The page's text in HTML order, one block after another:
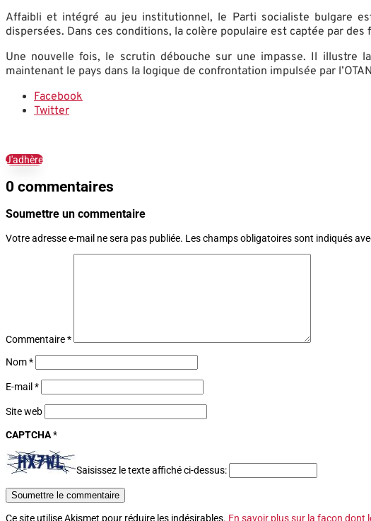
Affaibli et intégré au jeu institutionnel, le Parti socialiste bulgare
dispersées. Dans ces conditions, la colère populaire est captée par
Une nouvelle fois, le scrutin débouche sur une impasse. Il illustre
maintenant le pays dans la logique de confrontation impulsée par
Facebook
Twitter
J'adhère
0 commentaires
Soumettre un commentaire
Votre adresse e-mail ne sera pas publiée. Les champs obligatoires sont indiqués
Commentaire*
Nom*
E-mail *
Site web
CAPTCHA*
Saisissez le texte affiché ci-dessus:
Soumettre le commentaire
Ce site utilise Akismet pour réduire les indésirables. En savoir plus sur la façon dont